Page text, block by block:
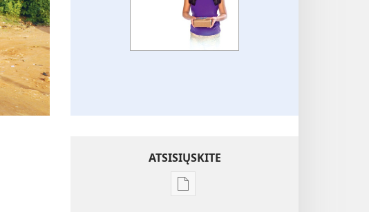
ATSISIŲSKITE
Skaitmeninių